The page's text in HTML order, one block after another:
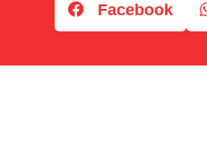
Facebook